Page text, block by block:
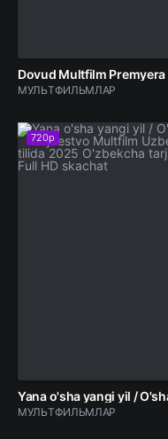
МУЛЬТФИЛЬМЛАР
720p
МУЛЬТФИЛЬМЛАР